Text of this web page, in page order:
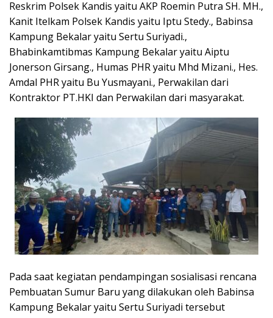
Reskrim Polsek Kandis yaitu AKP Roemin Putra SH. MH.,
Kanit Itelkam Polsek Kandis yaitu Iptu Stedy., Babinsa
Kampung Bekalar yaitu Sertu Suriyadi.,
Bhabinkamtibmas Kampung Bekalar yaitu Aiptu
Jonerson Girsang., Humas PHR yaitu Mhd Mizani., Hes.
Amdal PHR yaitu Bu Yusmayani., Perwakilan dari
Kontraktor PT.HKI dan Perwakilan dari masyarakat.
Pada saat kegiatan pendampingan sosialisasi rencana
Pembuatan Sumur Baru yang dilakukan oleh Babinsa
Kampung Bekalar yaitu Sertu Suriyadi tersebut